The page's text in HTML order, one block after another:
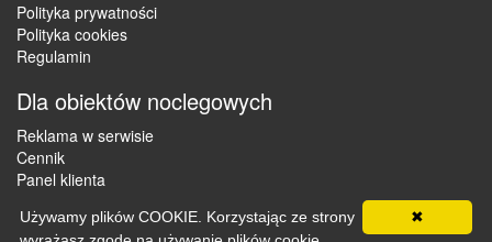
Polityka prywatności
Polityka cookies
Regulamin
Dla obiektów noclegowych
Reklama w serwisie
Cennik
Panel klienta
✖
Używamy plików COOKIE. Korzystając ze strony